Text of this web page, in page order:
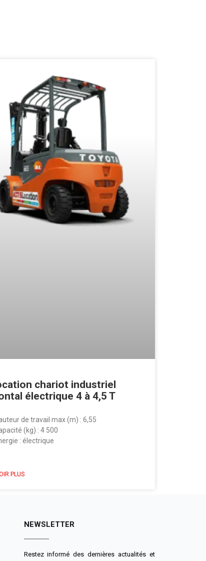
chariot industriel
électrique 4 à 4,5 T
de travail max (m) : 6,55
(kg) : 4 500
: électrique
PLUS
NEWSLETTER
Restez informé des dernières actualités et